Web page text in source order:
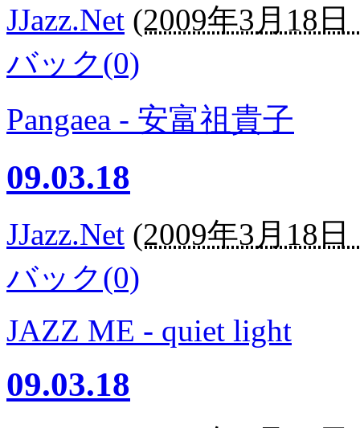
JJazz.Net (2009年3月18日
バック(0)
Pangaea - 安富祖貴子
09.03.18
JJazz.Net (2009年3月18日
バック(0)
JAZZ ME - quiet light
09.03.18